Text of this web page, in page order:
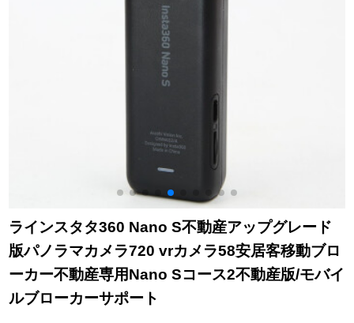
ラインスタタ360 Nano S不動産アップグレード
版パノラマカメラ720 vrカメラ58安居客移動ブロ
ーカー不動産専用Nano Sコース2不動産版/モバイ
ルブローカーサポート